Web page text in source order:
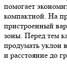
помогает
компактной. На
пристроенный
зоны. Перед тем
продумать уклон
и расстояние до